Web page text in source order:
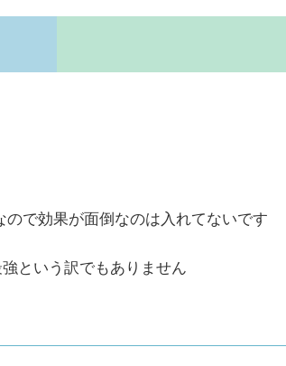
で効果が面倒なのは入れてないです
という訳でもありません